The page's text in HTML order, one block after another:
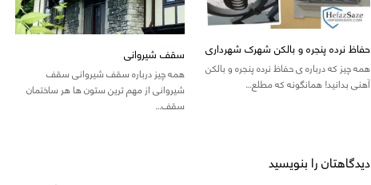
سقف شیروانی
همه چیز درباره سقف شیروانی سقف
شیروانی از مهم ترین ستون ها هر ساختمان
سقف…
حفاظ نرده پنجره و بالکن شهرک شهرداری
همه چیز که درباره ی حفاظ نرده پنجره و بالکن
آهنی بدانید! همانگونه که مطلع…
دیدگاهتان را بنویسید